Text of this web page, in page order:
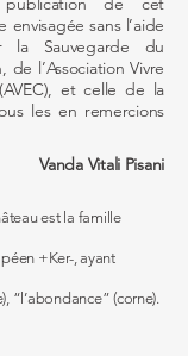
envisagée sans l’aide
la Sauvegarde du
l’Association Vivre
et celle de la
les en remercions
Vanda Vitali Pisani
est la famille
+Ker-, ayant
“l’abondance” (corne).